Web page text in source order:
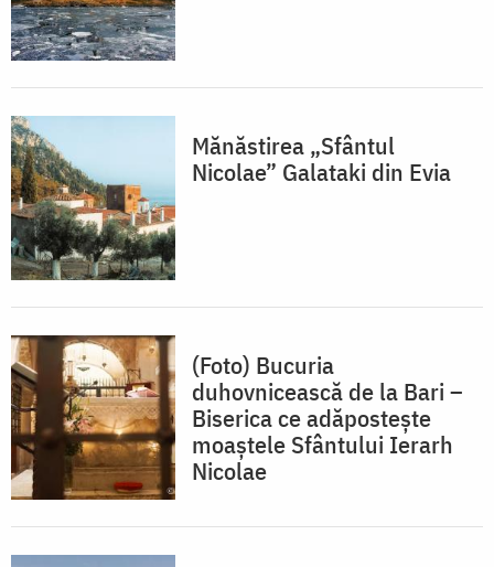
Mănăstirea „Sfântul
Nicolae” Galataki din Evia
(Foto) Bucuria
duhovnicească de la Bari –
Biserica ce adăpostește
moaștele Sfântului Ierarh
Nicolae